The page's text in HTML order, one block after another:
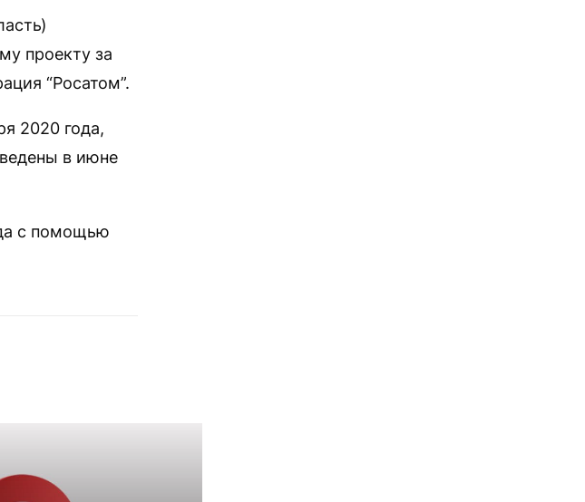
проекту за
“Росатом”.
2020 года,
в июне
с помощью